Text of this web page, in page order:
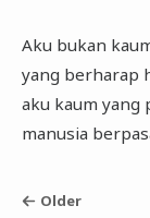
Aku bukan
yang berharap
aku kaum yang
manusia
Older